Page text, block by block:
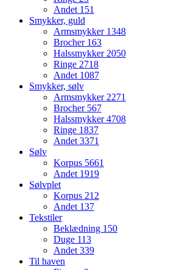
Andet 151
Smykker, guld
Armsmykker 1348
Brocher 163
Halssmykker 2050
Ringe 2718
Andet 1087
Smykker, sølv
Armsmykker 2271
Brocher 567
Halssmykker4708
Ringe 1837
Andet 3371
Sølv
Korpus 5661
Andet 1919
Sølvplet
Korpus 212
Andet 137
Tekstiler
Beklædning 150
Duge 113
Andet 339
Til haven